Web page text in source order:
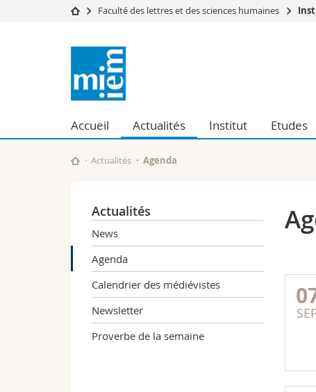
Université
Etudes
Campus
Recherche
Formation continue
Sciences
Sciences et
Faculté des lettres et des sciences humaines
Institut
d'études
médiévales
Accueil Actualités Institut Etudes
Actualités Agenda
Actualités
News
Agenda
Calendrier des médiévistes
Newsletter
Proverbe de la semaine